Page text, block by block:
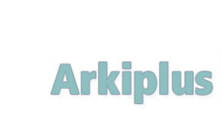
contenido